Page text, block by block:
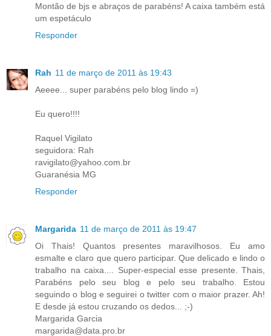
Montão de bjs e abraços de parabéns! A caixa também está
um espetáculo
Responder
Rah 11 de março de 2011 às 19:43
Aeeee... super parabéns pelo blog lindo =)
Eu quero!!!!
Raquel Vigilato
seguidora: Rah
ravigilato@yahoo.com.br
Guaranésia MG
Responder
Margarida 11 de março de 2011 às 19:47
Oi Thais! Quantos presentes maravilhosos. Eu amo
esmalte e claro que quero participar. Que delicado e lindo o
trabalho na caixa.... Super-especial esse presente. Thais,
Parabéns pelo seu blog e pelo seu trabalho. Estou
seguindo o blog e seguirei o twitter com o maior prazer. Ah!
E desde já estou cruzando os dedos... ;-)
Margarida Garcia
margarida@data.pro.br